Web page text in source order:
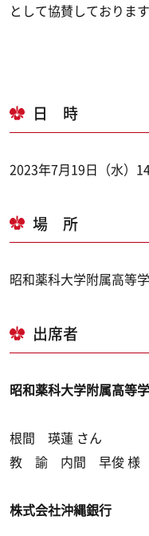
として協賛しております
日 時
2023年7月19日（水）
場 所
昭和薬科大学附属高等
出席者
昭和薬科大学附属高等
根間 瑛蓮 さん
教 諭 内間 早俊 様
株式会社沖縄銀行